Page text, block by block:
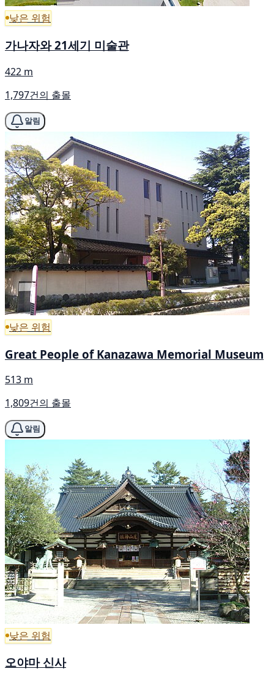
낮은 위험
가나자와 21세기 미술관
422 m
1,797건의 출몰
알림
낮은 위험
Great People of Kanazawa Memorial Museum
513 m
1,809건의 출몰
알림
낮은 위험
오야마 신사